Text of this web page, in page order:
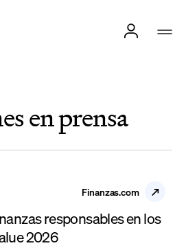
en prensa
Finanzas.com
responsables en los
2026